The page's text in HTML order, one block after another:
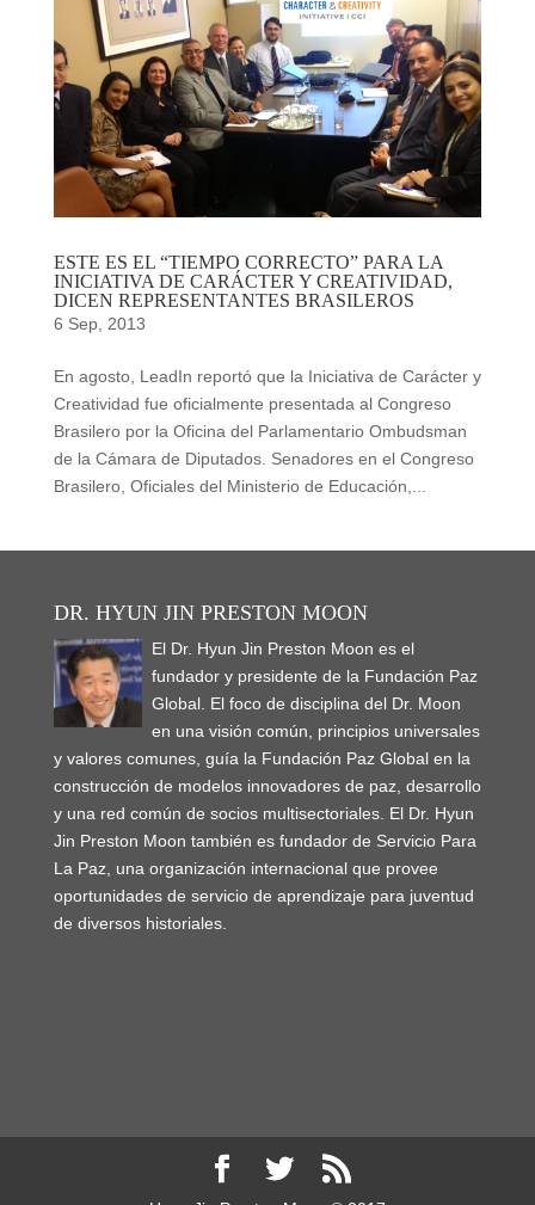
ESTE ES EL “TIEMPO CORRECTO” PARA LA
INICIATIVA DE CARÁCTER Y CREATIVIDAD,
DICEN REPRESENTANTES BRASILEROS
6 Sep, 2013
En agosto, LeadIn reportó que la Iniciativa de Carácter y
Creatividad fue oficialmente presentada al Congreso
Brasilero por la Oficina del Parlamentario Ombudsman
de la Cámara de Diputados. Senadores en el Congreso
Brasilero, Oficiales del Ministerio de Educación,...
DR. HYUN JIN PRESTON MOON
El Dr. Hyun Jin Preston Moon es el
fundador y presidente de la Fundación Paz
Global. El foco de disciplina del Dr. Moon
en una visión común, principios universales
y valores comunes, guía la Fundación Paz Global en la
construcción de modelos innovadores de paz, desarrollo
y una red común de socios multisectoriales. El Dr. Hyun
Jin Preston Moon también es fundador de Servicio Para
La Paz, una organización internacional que provee
oportunidades de servicio de aprendizaje para juventud
de diversos historiales.